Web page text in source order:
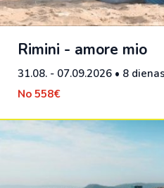
Rimini - amore mio
31.08. - 07.09.2026 • 8 dienas
No 558€